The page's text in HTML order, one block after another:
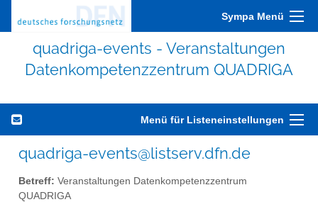
Sympa Menü
quadriga-events - Veranstaltungen
Datenkompetenzzentrum QUADRIGA
Menü für Listeneinstellungen
quadriga-events@listserv.dfn.de
Betreff: Veranstaltungen Datenkompetenzzentrum
QUADRIGA